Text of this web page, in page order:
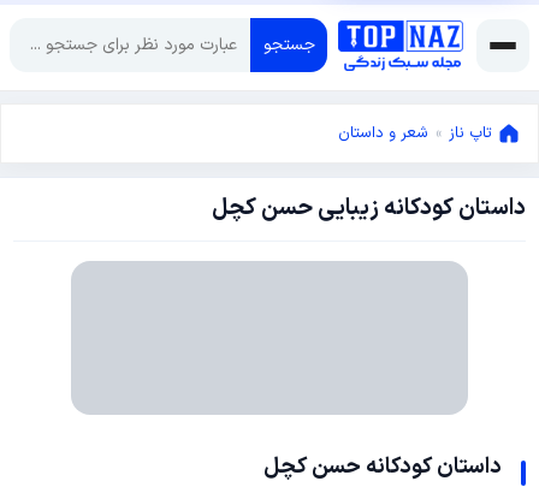
جستجو
تاپ ناز » شعر و داستان
داستان کودکانه زیبایی حسن کچل
می
داستان کودکانه حسن کچل